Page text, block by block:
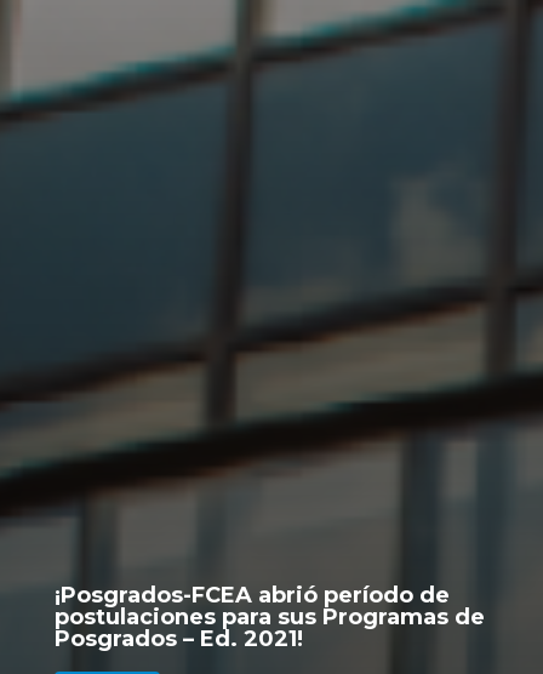
¡Posgrados-FCEA abrió período de
postulaciones para sus Programas de
Posgrados – Ed. 2021!